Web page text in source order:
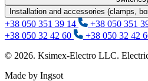
Installation and accessories (clamps,
+38 050 351 39 14 +38 050 351
+38 050 32 42 60
+38 050 32 42
© 2026. Ksimex-Electro LLC.
Made by Ingsot